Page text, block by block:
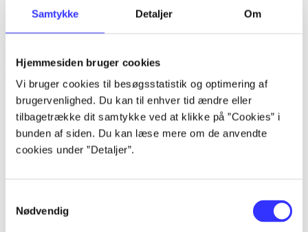
Samtykke Detaljer Om
Hjemmesiden bruger cookies
Vi bruger cookies til besøgsstatistik og optimering af
brugervenlighed. Du kan til enhver tid ændre eller
tilbagetrække dit samtykke ved at klikke på ”Cookies” i
bunden af siden. Du kan læse mere om de anvendte
cookies under ”Detaljer”.
Nødvendig
Transformers - war for Cybertron
Bibliotekernes vurdering
d. 15. juli 2011
af
d. 15. juli 2011